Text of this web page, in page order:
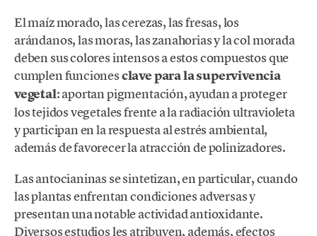
El maíz morado, las cerezas, las fresas, los
arándanos, las moras, las zanahorias y la col morada
deben sus colores intensos a estos compuestos que
cumplen funcionesclave para la supervivencia
vegetal: aportan pigmentación, ayudan a proteger
los tejidos vegetales frente a la radiación ultravioleta
y participan en la respuesta al estrés ambiental,
además de favorecer la atracción de polinizadores.
Las antocianinas se sintetizan, en particular, cuando
las plantas enfrentan condiciones adversas y
presentan una notable actividad antioxidante.
Diversos estudios les atribuyen, además, efectos